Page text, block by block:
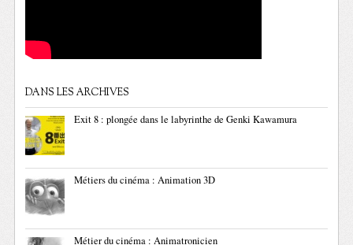
DANS LES ARCHIVES
Exit 8 : plongée dans le labyrinthe de Genki Kawamura
Métiers du cinéma : Animation 3D
Métier du cinéma : Animatronicien